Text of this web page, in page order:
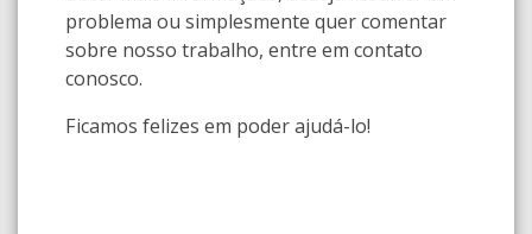
problema ou simplesmente quer comentar
sobre nosso trabalho, entre em contato
conosco.
Ficamos felizes em poder ajudá-lo!